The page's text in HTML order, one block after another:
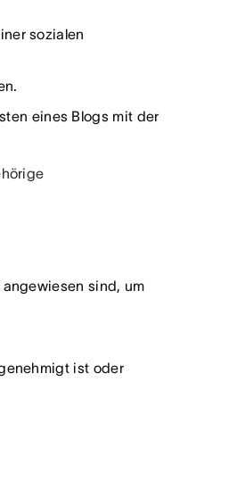
sozialen
eines Blogs mit der
sind, um
ist oder